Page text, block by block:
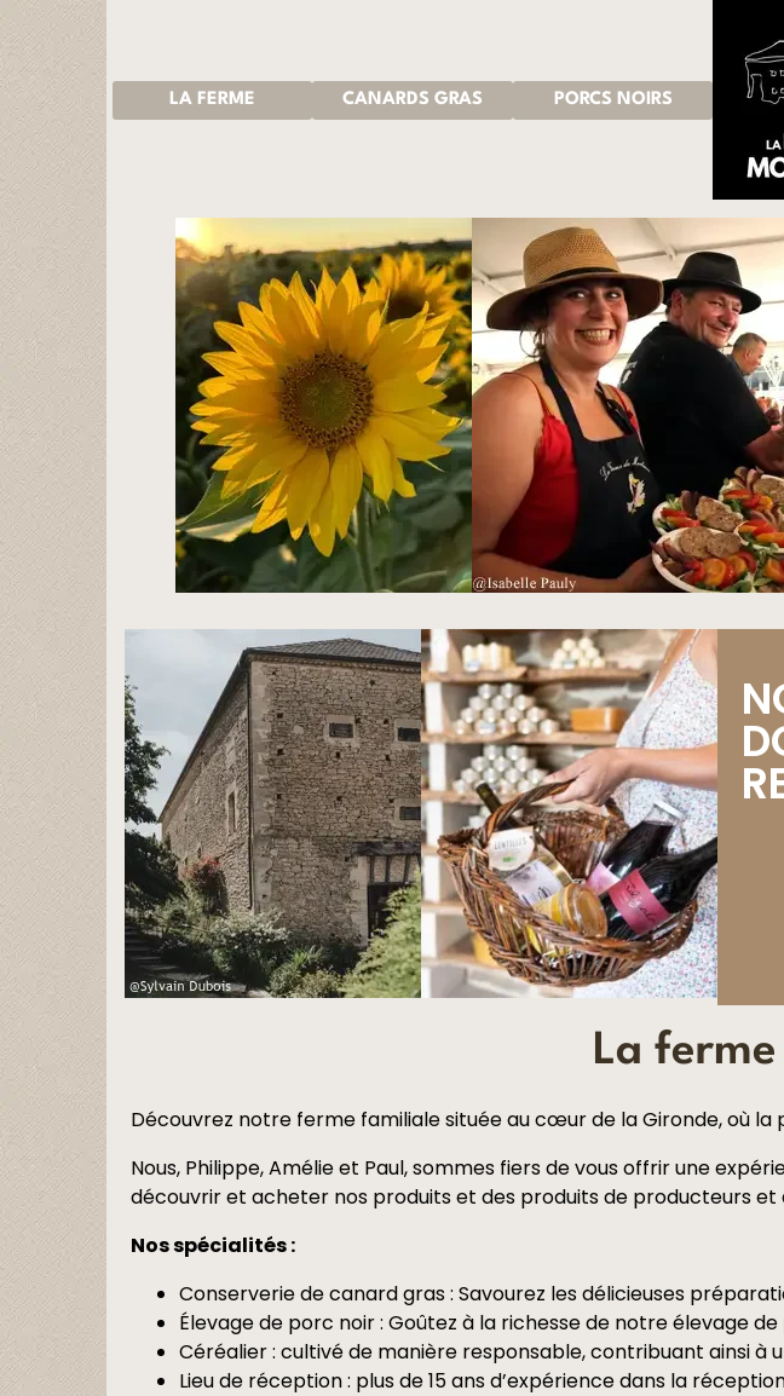
LA FERME CANARDS GRAS PORCS NOIRS
La
Découvrez notre ferme familiale située au cœur de la Gironde, où
Nous, Philippe, Amélie et Paul, sommes fiers de vous offrir une
découvrir et acheter nos produits et des produits de producteurs et
Nos spécialités :
Conserverie de canard gras : Savourez les délicieuses
Élevage de porc noir : Goûtez à la richesse de notre élevage
Céréalier : cultivé de manière responsable, contribuant ainsi à
Lieu de réception : plus de 15 ans d’expérience dans la